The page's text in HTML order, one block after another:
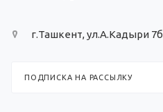
г.Ташкент, ул.А.Кадыри 7б
ПОДПИСКА НА РАССЫЛКУ